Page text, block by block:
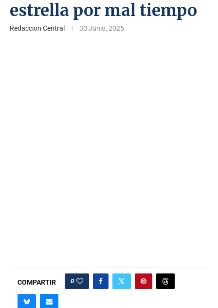
estrella por mal tiempo
Redaccion Central 30 Junio, 2025
COMPARTIR 0